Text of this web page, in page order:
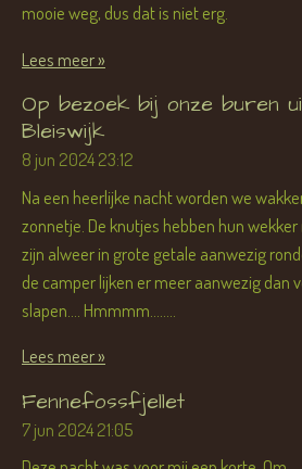
mooie weg, dus dat is niet erg.
Lees meer »
Op bezoek bij onze buren
Bleiswijk
8 jun 202423:12
Na een heerlijke nacht worden we
zonnetje. De knutjes hebben hun
zijn alweer in grote getale aanwezig
de camper lijken er meer aanwezig dan
slapen.... Hmmmm........
Lees meer »
Fennefossfjellet
7 jun 202421:05